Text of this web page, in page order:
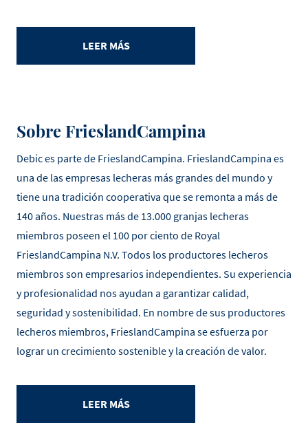
LEER MÁS
Sobre FrieslandCampina
Debic es parte de FrieslandCampina. FrieslandCampina es
una de las empresas lecheras más grandes del mundo y
tiene una tradición cooperativa que se remonta a más de
140 años. Nuestras más de 13.000 granjas lecheras
miembros poseen el 100 por ciento de Royal
FrieslandCampina N.V. Todos los productores lecheros
miembros son empresarios independientes. Su experiencia
y profesionalidad nos ayudan a garantizar calidad,
seguridad y sostenibilidad. En nombre de sus productores
lecheros miembros, FrieslandCampina se esfuerza por
lograr un crecimiento sostenible y la creación de valor.
LEER MÁS